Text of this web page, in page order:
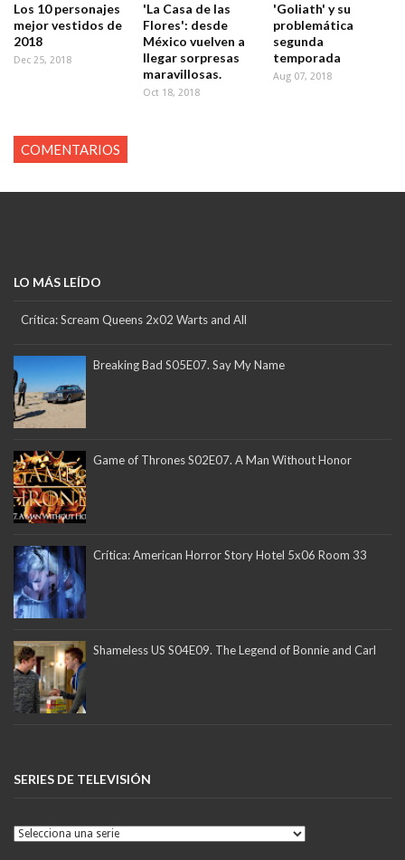
Los 10 personajes
mejor vestidos de
2018
Dec 25, 2018
'La Casa de las
Flores': desde
México vuelven a
llegar sorpresas
maravillosas.
Oct 18, 2018
'Goliath' y su
problemática
segunda
temporada
Aug 07, 2018
COMENTARIOS
LO MÁS LEÍDO
Crítica: Scream Queens 2x02 Warts and All
Breaking Bad S05E07. Say My Name
Game of Thrones S02E07. A Man Without Honor
Crítica: American Horror Story Hotel 5x06 Room 33
Shameless US S04E09. The Legend of Bonnie and Carl
SERIES DE TELEVISIÓN